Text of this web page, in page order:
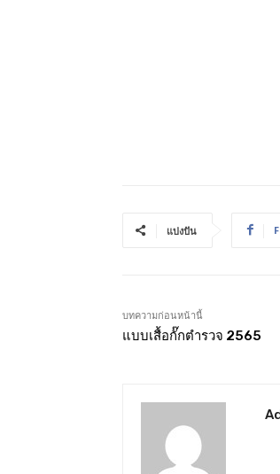
แบ่งปัน
บทความก่อนหน้านี้
แบบเสื้อกั๊กตำรวจ 2565